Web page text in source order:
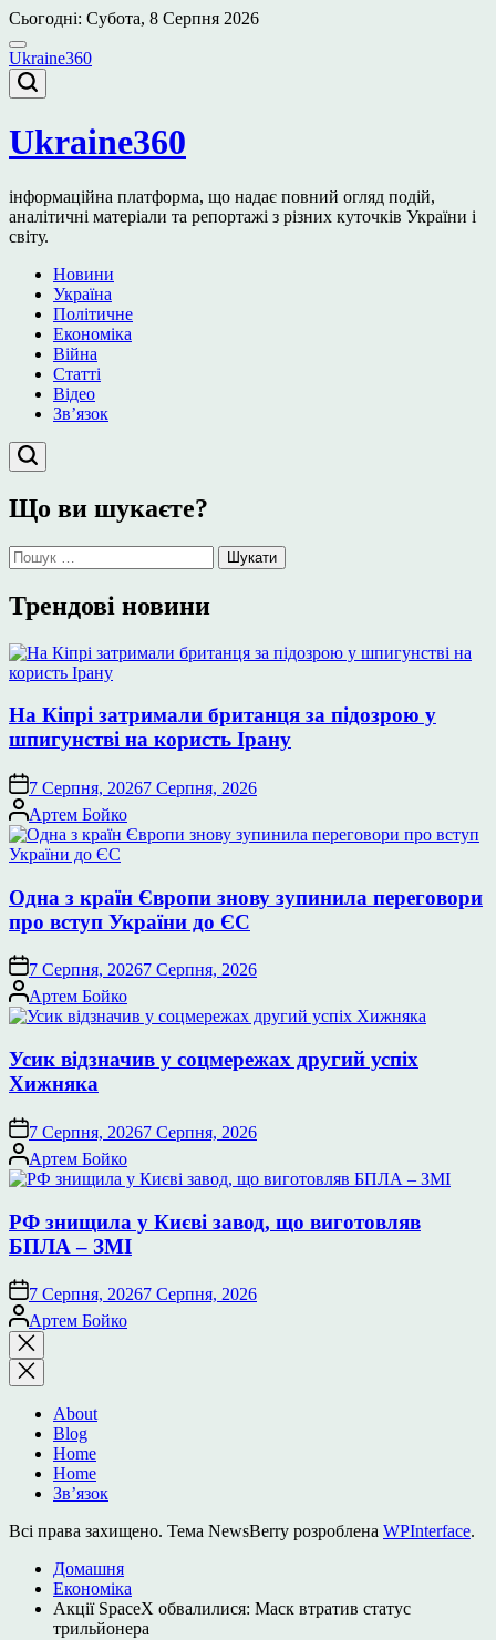
Перейти
до
вмісту
Сьогодні: Субота, 8 Серпня 2026
Ukraine360
Ukraine360
інформаційна платформа, що надає повний огляд подій,
аналітичні матеріали та репортажі з різних куточків України і
світу.
Новини
Україна
Політичне
Економіка
Війна
Статті
Відео
Зв’язок
Що ви шукаєте?
Пошук:
Трендові новини
На Кіпрі затримали британця за підозрою у
шпигунстві на користь Ірану
7 Серпня, 20267 Серпня, 2026
Опубліковано
Артем Бойко
Одна з країн Європи знову зупинила переговори
про вступ України до ЄС
7 Серпня, 20267 Серпня, 2026
Опубліковано
Артем Бойко
Усик відзначив у соцмережах другий успіх
Хижняка
7 Серпня, 20267 Серпня, 2026
Опубліковано
Артем Бойко
РФ знищила у Києві завод, що виготовляв
БПЛА – ЗМІ
7 Серпня, 20267 Серпня, 2026
Опубліковано
Артем Бойко
Закрити
пошук
About
Blog
Home
Home
Зв’язок
Всі права захищено. Тема NewsBerry розроблена WPInterface.
Домашня
Економіка
Акції SpaceX обвалилися: Маск втратив статус
трильйонера